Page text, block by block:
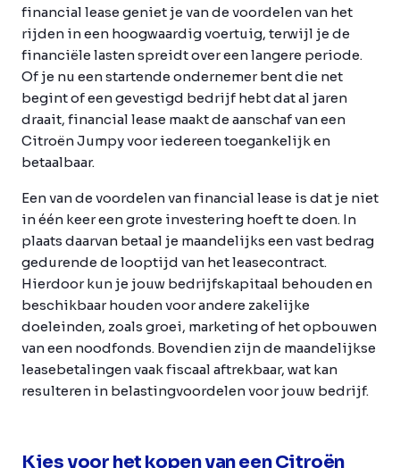
financial lease geniet je van de voordelen van het
rijden in een hoogwaardig voertuig, terwijl je de
financiële lasten spreidt over een langere periode.
Of je nu een startende ondernemer bent die net
begint of een gevestigd bedrijf hebt dat al jaren
draait, financial lease maakt de aanschaf van een
Citroën Jumpy voor iedereen toegankelijk en
betaalbaar.
Een van de voordelen van financial lease is dat je niet
in één keer een grote investering hoeft te doen. In
plaats daarvan betaal je maandelijks een vast bedrag
gedurende de looptijd van het leasecontract.
Hierdoor kun je jouw bedrijfskapitaal behouden en
beschikbaar houden voor andere zakelijke
doeleinden, zoals groei, marketing of het opbouwen
van een noodfonds. Bovendien zijn de maandelijkse
leasebetalingen vaak fiscaal aftrekbaar, wat kan
resulteren in belastingvoordelen voor jouw bedrijf.
Kies voor het kopen van een Citroën